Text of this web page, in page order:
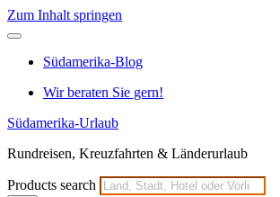
Zum Inhalt springen
Südamerika-Blog
Wir beraten Sie gern!
Südamerika-Urlaub
Rundreisen, Kreuzfahrten & Länderurlaub
Products search